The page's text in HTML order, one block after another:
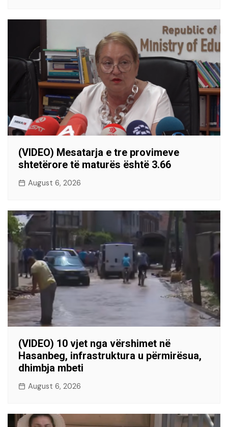
(VIDEO) Mesatarja e tre provimeve
shtetërore të maturës është 3.66
August 6, 2026
(VIDEO) 10 vjet nga vërshimet në
Hasanbeg, infrastruktura u përmirësua,
dhimbja mbeti
August 6, 2026